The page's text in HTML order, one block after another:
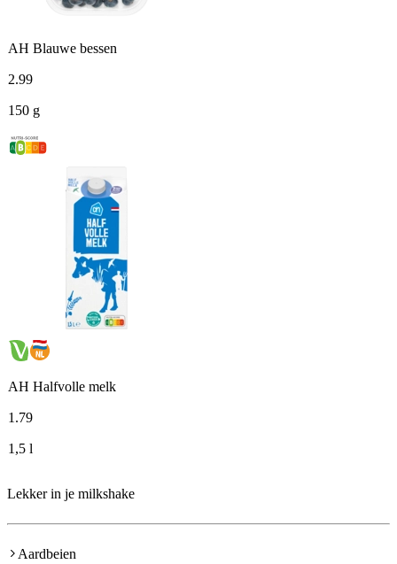
AH Blauwe bessen
2.99
150 g
AH Halfvolle melk
1 .79
1,5 l
Lekker in je milkshake
Aardbeien